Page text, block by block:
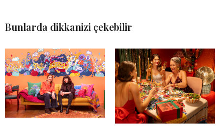
Bunlarda dikkanizi çekebilir